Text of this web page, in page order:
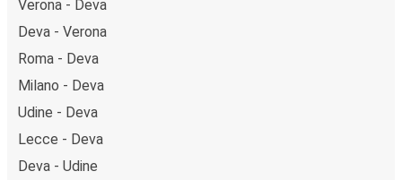
Verona - Deva
Deva - Verona
Roma - Deva
Milano - Deva
Udine - Deva
Lecce - Deva
Deva - Udine